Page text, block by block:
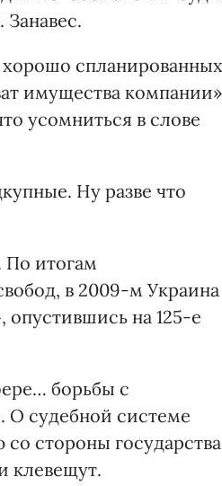
спланированных
имущества
усомниться в слове
Ну разве что
По итогам
в 2009-м Украина
опустившись на 125-е
борьбы с
О судебной системе
стороны государства
клевещут.